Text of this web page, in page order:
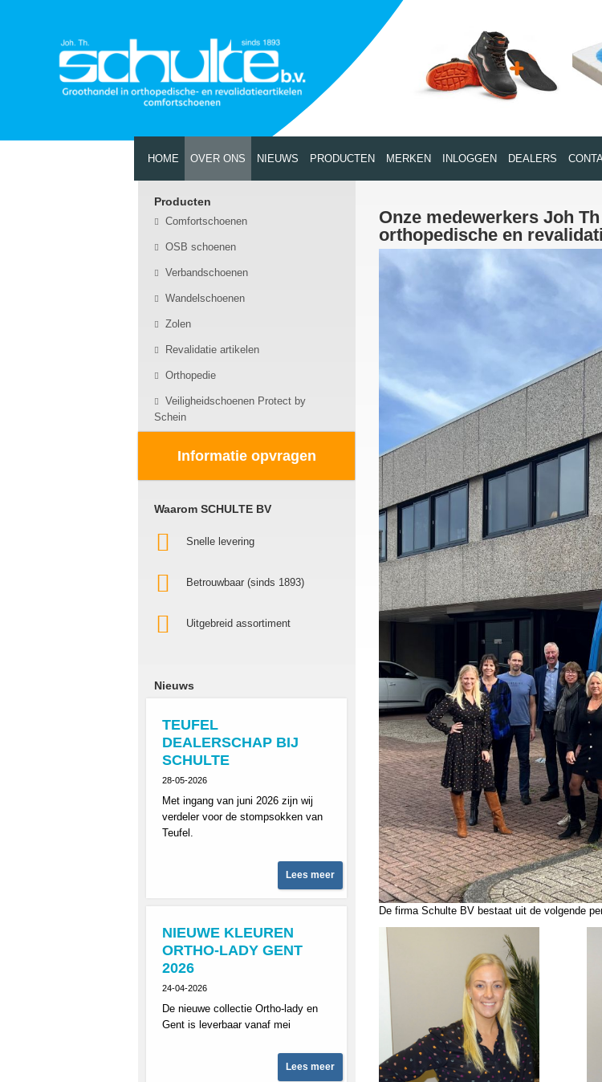
HOME OVER ONS NIEUWS PRODUCTEN MERKEN INLOGGEN DEALERS
Producten
Comfortschoenen
OSB schoenen
Verbandschoenen
Wandelschoenen
Zolen
Revalidatie artikelen
Orthopedie
Veiligheidschoenen Protect by
Schein
Informatie opvragen
Waarom SCHULTE BV
Snelle levering
Betrouwbaar (sinds 1893)
Uitgebreid assortiment
Nieuws
TEUFEL
DEALERSCHAP BIJ
SCHULTE
28-05-2026
Met ingang van juni 2026 zijn wij
verdeler voor de stompsokken van
Teufel.
Lees meer
NIEUWE KLEUREN
ORTHO-LADY GENT
2026
24-04-2026
De nieuwe collectie Ortho-lady en
Gent is leverbaar vanaf mei
Lees meer
Onze medewerkers Joh
orthopedische en
De firma Schulte BV bestaat uit de volgende